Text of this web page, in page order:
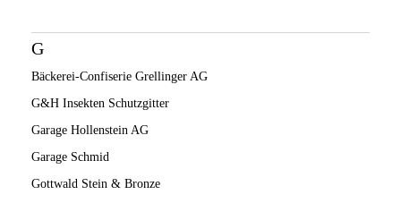
G
Bäckerei-Confiserie Grellinger AG
G&H Insekten Schutzgitter
Garage Hollenstein AG
Garage Schmid
Gottwald Stein & Bronze